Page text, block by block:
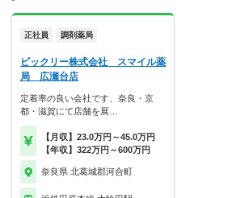
正社員 調剤薬局
ビックリー株式会社 スマイル薬
局 広瀬台店
定着率の良い会社です、奈良・京
都・滋賀にて店舗を展…
【月収】23.0万円～45.0万円
【年収】322万円～600万円
奈良県 北葛城郡河合町